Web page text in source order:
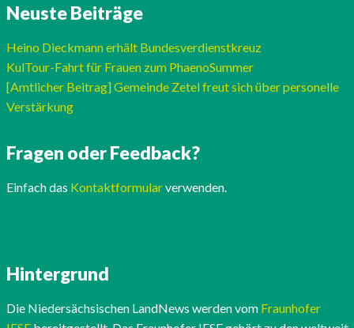
Neuste Beiträge
Heino Dieckmann erhält Bundesverdienstkreuz
KulTour-Fahrt für Frauen zum PhaenoSummer
[Amtlicher Beitrag] Gemeinde Zetel freut sich über personelle
Verstärkung
Fragen oder Feedback?
Einfach das Kontaktformularverwenden.
Hintergrund
Die Niedersächsischen LandNews werden vom Fraunhofer